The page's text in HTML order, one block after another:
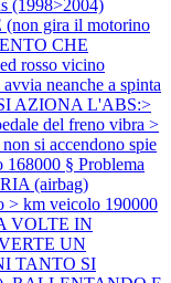
(1998>2004)
gira il motorino
CHE
rosso vicino
neanche a spinta
AZIONA L'ABS:>
del freno vibra >
si accendono spie
168000 § Problema
(airbag)
> km veicolo 190000
VOLTE IN
UN
TANTO SI